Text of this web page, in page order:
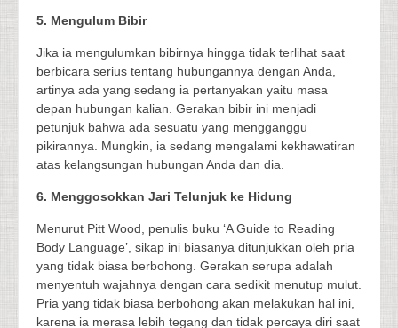
5. Mengulum Bibir
Jika ia mengulumkan bibirnya hingga tidak terlihat saat
berbicara serius tentang hubungannya dengan Anda,
artinya ada yang sedang ia pertanyakan yaitu masa
depan hubungan kalian. Gerakan bibir ini menjadi
petunjuk bahwa ada sesuatu yang mengganggu
pikirannya. Mungkin, ia sedang mengalami kekhawatiran
atas kelangsungan hubungan Anda dan dia.
6. Menggosokkan Jari Telunjuk ke Hidung
Menurut Pitt Wood, penulis buku ‘A Guide to Reading
Body Language’, sikap ini biasanya ditunjukkan oleh pria
yang tidak biasa berbohong. Gerakan serupa adalah
menyentuh wajahnya dengan cara sedikit menutup mulut.
Pria yang tidak biasa berbohong akan melakukan hal ini,
karena ia merasa lebih tegang dan tidak percaya diri saat